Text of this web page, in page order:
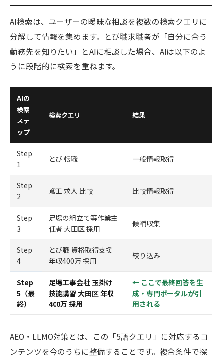
AI検索は、ユーザーの曖昧な相談を複数の検索クエリに
分解して情報を集めます。とび職求職者が「自分に合う
勤務先を知りたい」とAIに相談した場合、AIは以下のよ
うに段階的に検索を重ねます。
AIの
検索
ステ
ップ
検索クエリ 結果
Step
1
とび 転職 一般情報取得
Step
2
鳶工 求人 比較 比較情報取得
Step
3
足場の組立て等作業主
任者 大田区 採用
候補収集
Step
4
とび職 資格取得支援
年収400万 採用
絞り込み
Step
5（最
終）
足場工事会社 玉掛け
技能講習 大田区 年収
400万 採用
← ここで最終回答を生
成・専門ポータルが引
用される
AEO・LLMO対策とは、この「5語クエリ」に対応するコ
ンテンツを今のうちに整備することです。複合条件で探